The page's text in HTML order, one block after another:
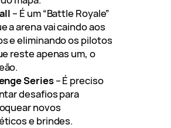
– É um “Battle Royale”
a arena vai caindo aos
e eliminando os pilotos
reste apenas um, o
Series– É preciso
desafios para
novos
e brindes.